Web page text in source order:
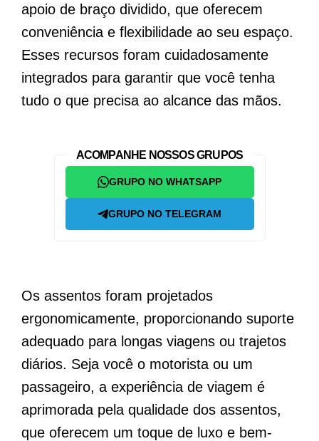
apoio de braço dividido, que oferecem
conveniência e flexibilidade ao seu espaço.
Esses recursos foram cuidadosamente
integrados para garantir que você tenha
tudo o que precisa ao alcance das mãos.
ACOMPANHE NOSSOS GRUPOS
GRUPO NO WHATSAPP
GRUPO NO TELEGRAM
Os assentos foram projetados
ergonomicamente, proporcionando suporte
adequado para longas viagens ou trajetos
diários. Seja você o motorista ou um
passageiro, a experiência de viagem é
aprimorada pela qualidade dos assentos,
que oferecem um toque de luxo e bem-